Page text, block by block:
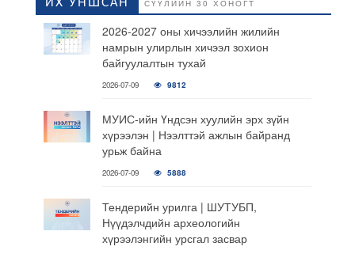
ИХ УНШСАН СҮҮЛИЙН 30 ХОНОГТ
2026-2027 оны хичээлийн жилийн
намрын улирлын хичээл зохион
байгуулалтын тухай
2026-07-09 9812
МУИС-ийн Үндсэн хуулийн эрх зүйн
хүрээлэн | Нээлттэй ажлын байранд
урьж байна
2026-07-09 5888
Тендерийн урилга | ШУТУБП,
Нүүдэлчдийн археологийн
хүрээлэнгийн урсгал засвар